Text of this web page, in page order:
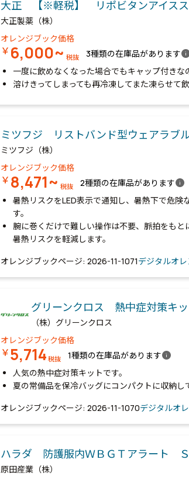
大正 【※軽税】 リポビタンアイスス
大正製薬（株）
オレンジブック価格
￥ 6,000~ 税抜 3種類の在庫品があります
一度に飲めなくなった場合でもキャップ付きな
溶けきってしまっても再冷凍してまた凍らせて
ミツフジ リストバンド型ウェアラ
ミツフジ（株）
オレンジブック価格
￥ 8,471~ 税抜 2種類の在庫品がありますinfo
暑熱リスクをLED表示で通知し、暑熱下で危
す。
腕に巻くだけで難しい操作は不要、脈拍をも
暑熱リスクを軽減します。
オレンジブックページ: 2026-11-1071デジタルオ
グリーンクロス 熱中症対策キ
（株）グリーンクロス
オレンジブック価格
￥5,714 税抜 1種類の在庫品がありますinfo
人気の熱中症対策キットです。
夏の常備品を保冷バッグにコンパクトに収納し
オレンジブックページ: 2026-11-1070デジタルオ
ハラダ 防護服内ＷＢＧＴアラート
原田産業（株）